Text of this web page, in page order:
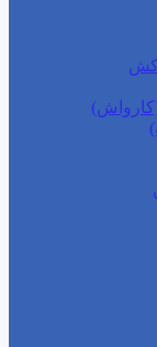
کش
(کارواش)